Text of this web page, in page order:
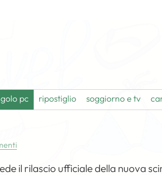
pc ripostiglio soggiorno e tv
il rilascio ufficiale della nuova